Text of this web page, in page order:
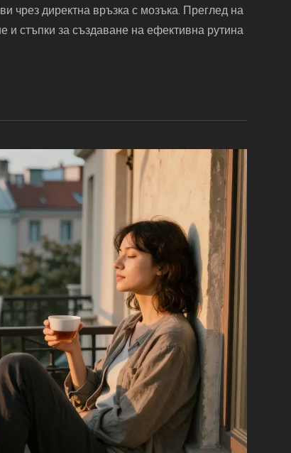
чрез директна връзка с мозъка. Преглед на
и стъпки за създаване на ефективна рутина